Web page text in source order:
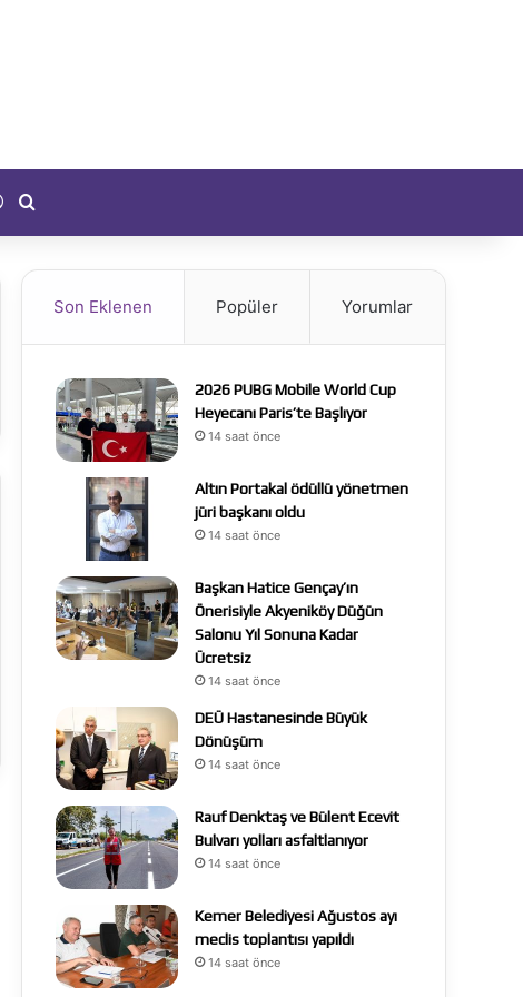
Kayıt Ol
Son Eklenen Popüler Yorumlar
2026 PUBG Mobile World Cup
Heyecanı Paris’te Başlıyor
14 saat önce
Altın Portakal ödüllü yönetmen
jüri başkanı oldu
14 saat önce
Başkan Hatice Gençay’ın
Önerisiyle Akyeniköy Düğün
Salonu Yıl Sonuna Kadar
Ücretsiz
14 saat önce
DEÜ Hastanesinde Büyük
Dönüşüm
14 saat önce
Rauf Denktaş ve Bülent Ecevit
Bulvarı yolları asfaltlanıyor
14 saat önce
Kemer Belediyesi Ağustos ayı
meclis toplantısı yapıldı
14 saat önce